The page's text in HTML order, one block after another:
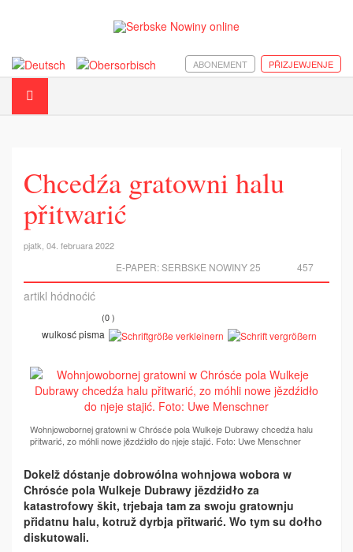
PŘIZJEWJENJE
ABONEMENT
Chcedźa gratowni halu
přitwarić
pjatk, 04. februara 2022
457
E-PAPER:SERBSKE NOWINY 25
artikl hódnoćić
(0 )
wulkosć pisma
Wohnjowobornej gratowni w Chrósće pola Wulkeje Dubrawy chcedźa halu
přitwarić, zo móhli nowe jězdźidło do njeje stajić. Foto: Uwe Menschner
Dokelž dóstanje dobrowólna wohnjowa wobora w
Chrósće pola Wulkeje Dubrawy jězdźidło za
katastrofowy škit, trjebaja tam za swoju gratownju
přidatnu halu, kotruž dyrbja přitwarić. Wo tym su dołho
diskutowali.